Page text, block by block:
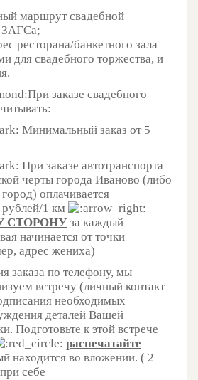
маршрут свадебной
ЗАГСа;
ресторана/банкетного зала
для свадебного торжества, и
При заказе свадебного
Минимальный заказ от 5
При заказе автотранспорта
черты города Иваново (либо
оплачивается
1 км
СТОРОНУ за каждый
начинается от точки
адрес жениха)
заказа по телефону, мы
встречу (личный контакт
необходимых
деталей Вашей
Подготовьте к этой встрече
распечатайте
находится во вложении. ( 2
себе